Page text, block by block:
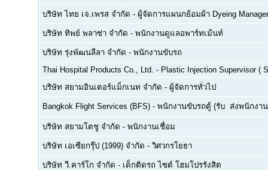
บริษัท ไทย เจ.เพรส จำกัด - ผู้จัดการแผนกย้อมผ้า Dyeing Manager
บริษัท ทิพย์ พลาซ่า จำกัด - พนักงานดูแลอพาร์ทเม้นท์
บริษัท รุ่งพัฒนลีลา จำกัด - พนักงานขับรถ
Thai Hospital Products Co., Ltd. - Plastic Injection Supervisor (
บริษัท สยามอินเตอร์แม็กเนท จำกัด - ผู้จัดการทั่วไป
Bangkok Flight Services (BFS) - พนักงานขับรถตู้ (รับ  ส่งพนักงา
บริษัท สยามโตชู จำกัด - พนักงานเชื่อม
บริษัท เอเซียกรุ๊ป (1999) จำกัด - วิศวกรโยธา
บริษัท วี.คาร์โก จำกัด - เด็กติดรถ ไซต์ โฮมโปรรังสิต